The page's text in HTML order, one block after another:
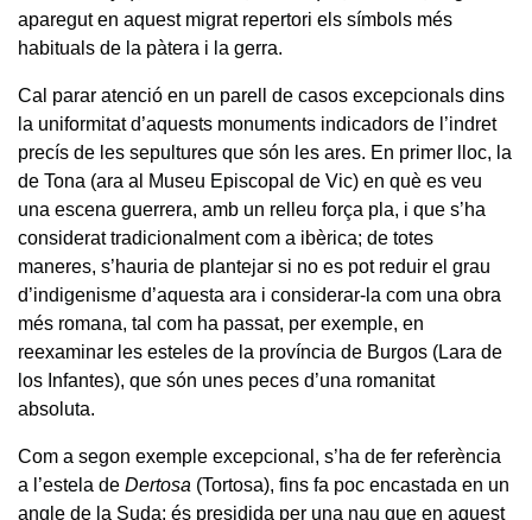
aparegut en aquest migrat repertori els símbols més
habituals de la pàtera i la gerra.
Cal parar atenció en un parell de casos excepcionals dins
la uniformitat d’aquests monuments indicadors de l’indret
precís de les sepultures que són les ares. En primer lloc, la
de Tona (ara al Museu Episcopal de Vic) en què es veu
una escena guerrera, amb un relleu força pla, i que s’ha
considerat tradicionalment com a ibèrica; de totes
maneres, s’hauria de plantejar si no es pot reduir el grau
d’indigenisme d’aquesta ara i considerar-la com una obra
més romana, tal com ha passat, per exemple, en
reexaminar les esteles de la província de Burgos (Lara de
los Infantes), que són unes peces d’una romanitat
absoluta.
Com a segon exemple excepcional, s’ha de fer referència
a l’estela de Dertosa (Tortosa), fins fa poc encastada en un
angle de la Suda; és presidida per una nau que en aquest